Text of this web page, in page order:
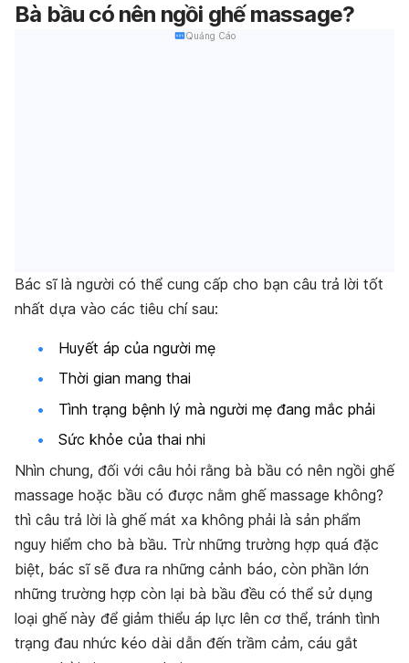
Bà bầu có nên ngồi ghế massage?
Quảng Cáo
Bác sĩ là người có thể cung cấp cho bạn câu trả lời tốt
nhất dựa vào các tiêu chí sau:
Huyết áp của người mẹ
Thời gian mang thai
Tình trạng bệnh lý mà người mẹ đang mắc phải
Sức khỏe của thai nhi
Nhìn chung, đối với câu hỏi rằng bà bầu có nên ngồi ghế
massage hoặc bầu có được nằm ghế massage không?
thì câu trả lời là ghế mát xa không phải là sản phẩm
nguy hiểm cho bà bầu. Trừ những trường hợp quá đặc
biệt, bác sĩ sẽ đưa ra những cảnh báo, còn phần lớn
những trường hợp còn lại bà bầu đều có thể sử dụng
loại ghế này để giảm thiểu áp lực lên cơ thể, tránh tình
trạng đau nhức kéo dài dẫn đến trầm cảm, cáu gắt